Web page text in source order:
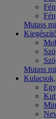
Mutass
Mutass